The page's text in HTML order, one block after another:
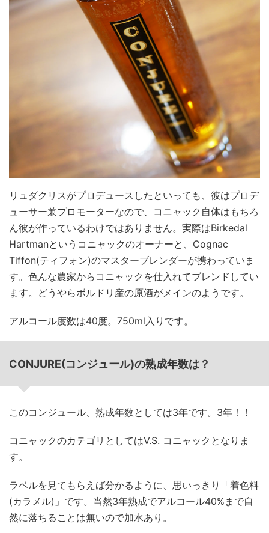
リュダクリスがプロデュースしたといっても、彼はプロデ
ューサー兼プロモーターなので、コニャック自体はもちろ
ん彼が作っているわけではありません。実際はBirkedal
Hartmanというコニャックのオーナーと、Cognac
Tiffon(ティフォン)のマスターブレンダーが携わっていま
す。色んな農家からコニャックを仕入れてブレンドしてい
ます。どうやらボルドリ産の原酒がメインのようです。
アルコール度数は40度。750ml入りです。
CONJURE(コンジュール)の熟成年数は？
このコンジュール、熟成年数としては3年です。3年！！
コニャックのカテゴリとしてはV.S. コニャックとなりま
す。
ラベルを見てもらえば分かるように、思いっきり「着色料
(カラメル)」です。当然3年熟成でアルコール40%まで自
然に落ちることは無いので加水あり。